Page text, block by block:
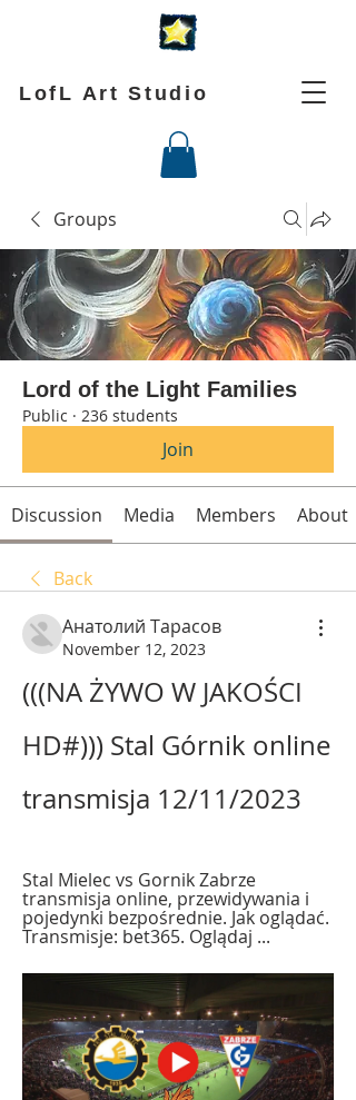
LofL Art Studio
Groups
Lord of the Light Families
Public · 236 students
Join
Discussion Media Members About
Back
Анатолий Тарасов
November 12, 2023
(((NA ŻYWO W JAKOŚCI
HD#))) Stal Górnik online
transmisja 12/11/2023
Stal Mielec vs Gornik Zabrze
transmisja online, przewidywania i
pojedynki bezpośrednie. Jak oglądać.
Transmisje: bet365. Oglądaj ...